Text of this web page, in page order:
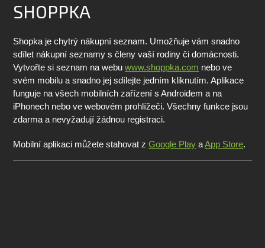
SHOPPKA
Shopka je chytrý nákupní seznam. Umožňuje vám snadno
sdílet nákupní seznamy s členy vaší rodiny či domácnosti.
Vytvořte si seznam na webuwww.shoppka.com nebo ve
svém mobilu a snadno jej sdílejte jedním kliknutím. Aplikace
funguje na všech mobilních zařízení s Androidem a na
iPhonech nebo ve webovém prohlížeči. Všechny funkce jsou
zdarma a nevyžadují žádnou registraci.
Mobilní aplikaci můžete stahovat zGoogle Play aApp Store.